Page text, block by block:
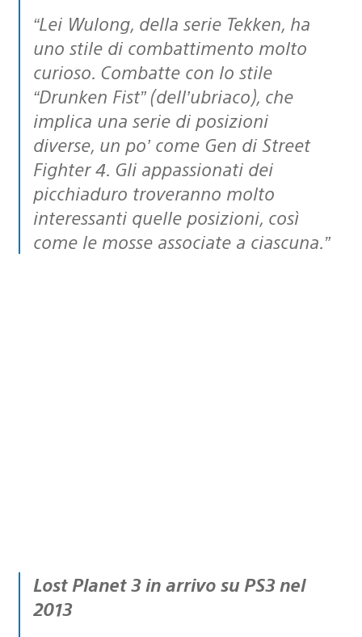
“Lei Wulong, della serie Tekken, ha
uno stile di combattimento molto
curioso. Combatte con lo stile
“Drunken Fist” (dell’ubriaco), che
implica una serie di posizioni
diverse, un po’ come Gen di Street
Fighter 4. Gli appassionati dei
picchiaduro troveranno molto
interessanti quelle posizioni, così
come le mosse associate a ciascuna.”
Lost Planet 3 in arrivo su PS3 nel
2013